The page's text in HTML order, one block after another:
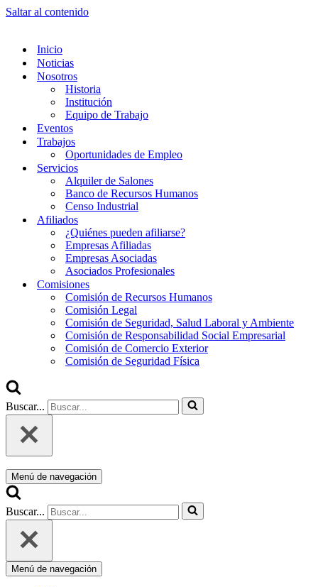
Saltar al contenido
Inicio
Noticias
Nosotros
Historia
Institución
Equipo de Trabajo
Eventos
Trabajos
Oportunidades de Empleo
Servicios
Alquiler de Salones
Banco de Recursos Humanos
Censo Industrial
Afiliados
¿Quiénes pueden afiliarse?
Empresas Afiliadas
Empresas Asociadas
Asociados Profesionales
Comisiones
Comisión de Recursos Humanos
Comisión Legal
Comisión de Seguridad, Salud Laboral y Ambiente
Comisión de Responsabilidad Social Empresarial
Comisión de Comercio Exterior
Comisión de Seguridad Física
Buscar...
Menú de navegación
Buscar...
Menú de navegación